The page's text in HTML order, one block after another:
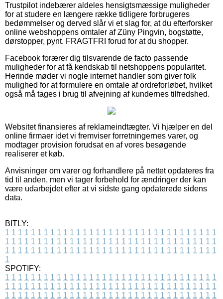
Trustpilot indebærer aldeles hensigtsmæssige muligheder
for at studere en længere række tidligere forbrugeres
bedømmelser og derved slår vi et slag for, at du efterforsker
online webshoppens omtaler af Züny Pingvin, bogstøtte,
dørstopper, pynt. FRAGTFRI forud for at du shopper.
Facebook forærer dig tilsvarende de facto passende
muligheder for at få kendskab til netshoppens popularitet.
Herinde møder vi nogle internet handler som giver folk
mulighed for at formulere en omtale af ordreforløbet, hvilket
også må tages i brug til afvejning af kundernes tilfredshed.
Websitet finansieres af reklameindtægter. Vi hjælper en del
online firmaer idet vi fremviser forretningernes varer, og
modtager provision forudsat en af vores besøgende
realiserer et køb.
Anvisninger om varer og forhandlere på nettet opdateres fra
tid til anden, men vi tager forbehold for ændringer der kan
være udarbejdet efter at vi sidste gang opdaterede sidens
data.
BITLY:
1 1 1 1 1 1 1 1 1 1 1 1 1 1 1 1 1 1 1 1 1 1 1 1 1 1 1 1 1 1 1 1 1
1 1 1 1 1 1 1 1 1 1 1 1 1 1 1 1 1 1 1 1 1 1 1 1 1 1 1 1 1 1 1 1 1
1 1 1 1 1 1 1 1 1 1 1 1 1 1 1 1 1 1 1 1 1 1 1 1 1 1 1 1 1 1 1 1 1
1
SPOTIFY:
1 1 1 1 1 1 1 1 1 1 1 1 1 1 1 1 1 1 1 1 1 1 1 1 1 1 1 1 1 1 1 1 1
1 1 1 1 1 1 1 1 1 1 1 1 1 1 1 1 1 1 1 1 1 1 1 1 1 1 1 1 1 1 1 1 1
1 1 1 1 1 1 1 1 1 1 1 1 1 1 1 1 1 1 1 1 1 1 1 1 1 1 1 1 1 1 1 1 1